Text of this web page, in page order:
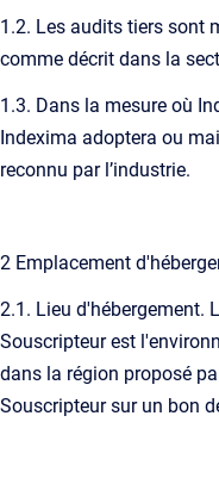
1.2. Les audits tiers sont
comme décrit dans la
1.3. Dans la mesure où
Indexima adoptera ou
reconnu par l’industrie.
2 Emplacement
2.1. Lieu d'hébergement.
Souscripteur est
dans la région proposé
Souscripteur sur un bon